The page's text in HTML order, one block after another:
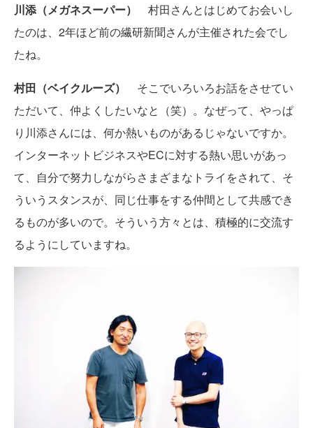
川添（メガネスーパー）
村田さんとはじめてお会いし
たのは、2年ほど前の繊研新聞さんが主催された会でし
たね。
村田（ベイクルーズ）
そこでいろいろお話をさせてい
ただいて、仲よくしたいなと（笑）。なぜって、やっぱ
り川添さんには、何か熱いものがあるじゃないですか。
インターネットビジネスやECに対する熱い思いがあっ
て、自分で努力しながらさまざまなトライをされて、そ
ういうスタンスが、同じ仕事をする仲間として共感でき
るものが多いので。そういう方々とは、積極的に交流す
るようにしていますね。